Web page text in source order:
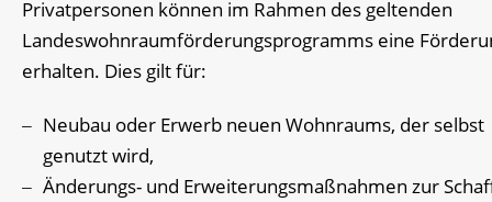
Privatpersonen können im Rahmen des geltenden
Landeswohnraumförderungsprogramms eine
erhalten. Dies gilt für:
Neubau oder Erwerb neuen Wohnraums, der selbst
genutzt wird,
Änderungs- und Erweiterungsmaßnahmen zur